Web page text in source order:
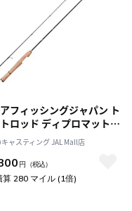
フィッシングジャパン ト
ロッド ディプロマット
5102Lplus (スピニン
ース)
ャスティング JAL Mall店
円 （税込）
算 280 マイル (1倍)